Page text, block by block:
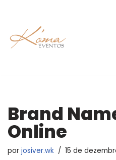
para
o
Brand
Online
por josiver.wk 15 de